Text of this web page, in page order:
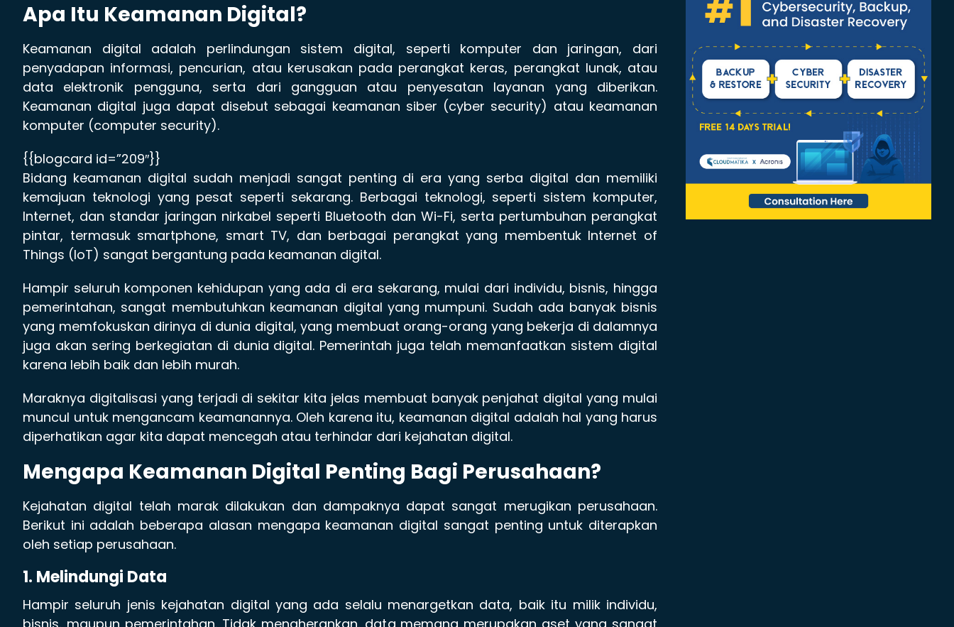
Apa Itu Keamanan Digital?
Keamanan digital adalah perlindungan sistem digital, seperti komputer dan jaringan, dari
penyadapan informasi, pencurian, atau kerusakan pada perangkat keras, perangkat lunak, atau
data elektronik pengguna, serta dari gangguan atau penyesatan layanan yang diberikan.
Keamanan digital juga dapat disebut sebagai keamanan siber (cyber security) atau keamanan
komputer (computer security).
{{blogcard id=”209″}}
Bidang keamanan digital sudah menjadi sangat penting di era yang serba digital dan memiliki
kemajuan teknologi yang pesat seperti sekarang. Berbagai teknologi, seperti sistem komputer,
Internet, dan standar jaringan nirkabel seperti Bluetooth dan Wi-Fi, serta pertumbuhan perangkat
pintar, termasuk smartphone, smart TV, dan berbagai perangkat yang membentuk Internet of
Things (IoT) sangat bergantung pada keamanan digital.
Hampir seluruh komponen kehidupan yang ada di era sekarang, mulai dari individu, bisnis, hingga
pemerintahan, sangat membutuhkan keamanan digital yang mumpuni. Sudah ada banyak bisnis
yang memfokuskan dirinya di dunia digital, yang membuat orang-orang yang bekerja di dalamnya
juga akan sering berkegiatan di dunia digital. Pemerintah juga telah memanfaatkan sistem digital
karena lebih baik dan lebih murah.
Maraknya digitalisasi yang terjadi di sekitar kita jelas membuat banyak penjahat digital yang mulai
muncul untuk mengancam keamanannya. Oleh karena itu, keamanan digital adalah hal yang harus
diperhatikan agar kita dapat mencegah atau terhindar dari kejahatan digital.
Mengapa Keamanan Digital Penting Bagi Perusahaan?
Kejahatan digital telah marak dilakukan dan dampaknya dapat sangat merugikan perusahaan.
Berikut ini adalah beberapa alasan mengapa keamanan digital sangat penting untuk diterapkan
oleh setiap perusahaan.
1. Melindungi Data
Hampir seluruh jenis kejahatan digital yang ada selalu menargetkan data, baik itu milik individu,